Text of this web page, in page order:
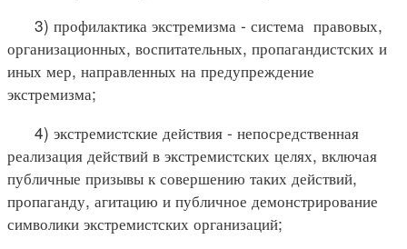
3) профилактика экстремизма - система правовых,
организационных, воспитательных, пропагандистских и
иных мер, направленных на предупреждение
экстремизма;
4) экстремистские действия - непосредственная
реализация действий в экстремистских целях, включая
публичные призывы к совершению таких действий,
пропаганду, агитацию и публичное демонстрирование
символики экстремистских организаций;